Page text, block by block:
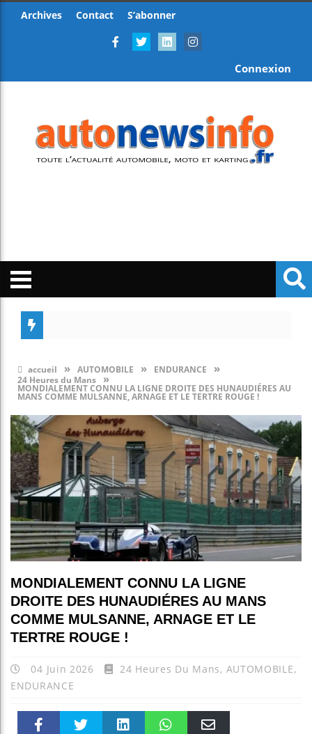
Archives Contact S’abonner
Connexion
accueil » AUTOMOBILE » ENDURANCE »
24 Heures du Mans »
MONDIALEMENT CONNU LA LIGNE DROITE DES HUNAUDIÉRES AU
MANS COMME MULSANNE, ARNAGE ET LE TERTRE ROUGE !
MONDIALEMENT CONNU LA LIGNE
DROITE DES HUNAUDIÉRES AU MANS
COMME MULSANNE, ARNAGE ET LE
TERTRE ROUGE !
04 Juin 2026 24 Heures Du Mans, AUTOMOBILE,
ENDURANCE